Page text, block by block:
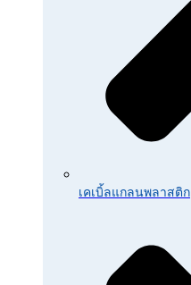
เคเบิ้ลแกลนพลาสติก